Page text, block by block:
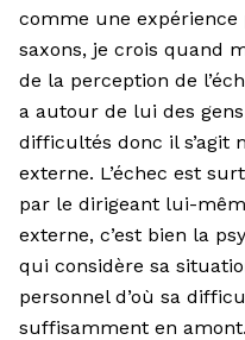
comme une expérience
saxons, je crois quand
de la perception de
a autour de lui des
difficultés donc il s’agit
externe. L’échec est
par le dirigeant lui-
externe, c’est bien la
qui considère sa
personnel d’où sa
suffisamment en